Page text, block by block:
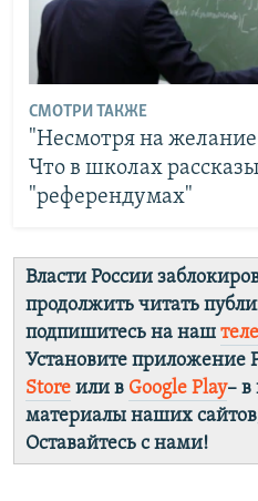
СМОТРИ ТАКЖЕ
"Несмотря на
Что в школах
"референдумах"
Власти России
продолжить читать
подпишитесь на наш
Установите приложение
Store или в Google Play– в
материалы наших
Оставайтесь с нами!